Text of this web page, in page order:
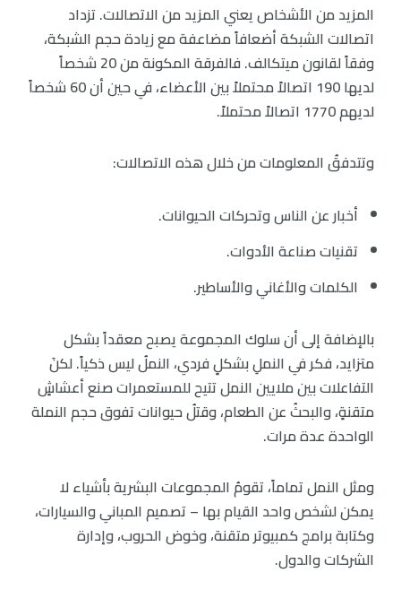
المزيد من الأشخاص يعني المزيد من الاتصالات. تزداد
اتصالات الشبكة أضعافاً مضاعفة مع زيادة حجم الشبكة،
وفقاً لقانون ميتكالف. فالفرقة المكونة من 20 شخصاً
لديها 190 اتصالاً محتملاً بين الأعضاء، في حين أن 60 شخصاً
لديهم 1770 اتصالاً محتملاً.
وتتدفقُ المعلومات من خلال هذه الاتصالات:
أخبار عن الناس وتحركات الحيوانات.
تقنيات صناعة الأدوات.
الكلمات والأغاني والأساطير.
بالإضافة إلى أن سلوك المجموعة يصبح معقداً بشكل
متزايد، فكر في النملِ بشكلٍ فردي، النملُ ليس ذكياً. لكنَ
التفاعلات بين ملايين النمل تتيح للمستعمرات صنع أعشاشٍ
متقنةٍ، والبحثُ عن الطعام، وقتلُ حيوانات تفوق حجم النملة
الواحدة عدة مرات.
ومثل النمل تماماً، تقومُ المجموعات البشرية بأشياء لا
يمكن لشخص واحد القيام بها – تصميم المباني والسيارات،
وكتابة برامج كمبيوتر متقنة، وخوض الحروب، وإدارة
الشركات والدول.